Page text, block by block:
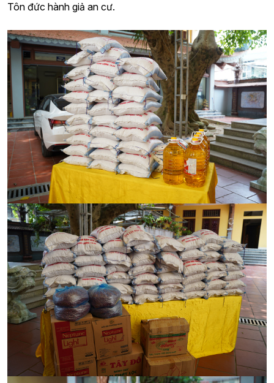
Tôn đức hành giả an cư.